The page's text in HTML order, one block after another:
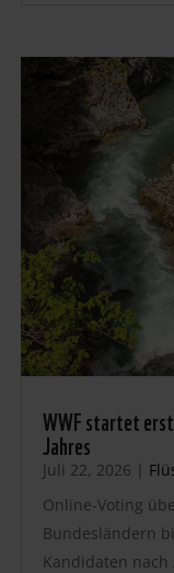
WWF startet
Jahres
Juli 22, 2026 |
Online-Voting
Bundesländern
Kandidaten